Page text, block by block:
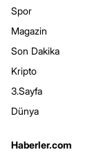
Spor
Magazin
Son Dakika
Kripto
3.Sayfa
Dünya
Haberler.com